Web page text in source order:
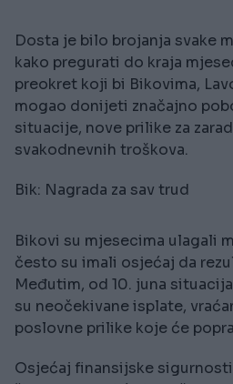
Dosta je bilo brojanja svake
kako pregurati do kraja
preokret koji bi Bikovima,
mogao donijeti značajno
situacije, nove prilike za
svakodnevnih troškova.
Bik: Nagrada za sav trud
Bikovi su mjesecima ulagali
često su imali osjećaj da
Međutim, od 10. juna
su neočekivane isplate,
poslovne prilike koje će
Osjećaj finansijske